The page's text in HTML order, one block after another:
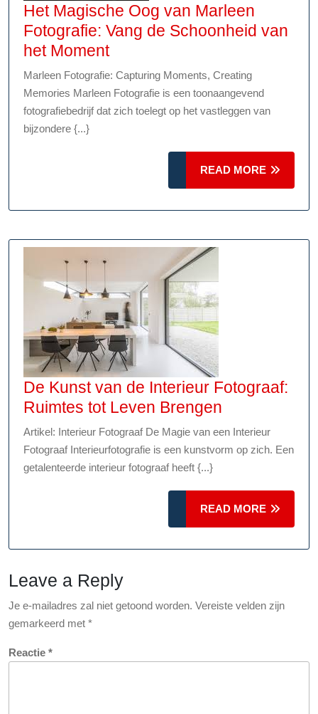
Het Magische Oog van Marleen
Fotografie: Vang de Schoonheid van
het MomentHet
Magische
Oog
van
Fotografie:
Schoonheid
het
Moment
Marleen Fotografie: Capturing Moments, Creating
Memories Marleen Fotografie is een toonaangevend
fotografiebedrijf dat zich toelegt op het vastleggen van
bijzondere {...}
READ MORE
MORE
De Kunst van de Interieur Fotograaf:
Ruimtes tot Leven Brengen
Kunst
van
Interieur
Fotograaf:
Ruimtes
tot
Artikel: Interieur Fotograaf De Magie van een Interieur
Fotograaf Interieurfotografie is een kunstvorm op zich. Een
getalenteerde interieur fotograaf heeft {...}
READ MORE
MORE
Leave a Reply
Je e-mailadres zal niet getoond worden. Vereiste velden zijn
gemarkeerd met *
Reactie *